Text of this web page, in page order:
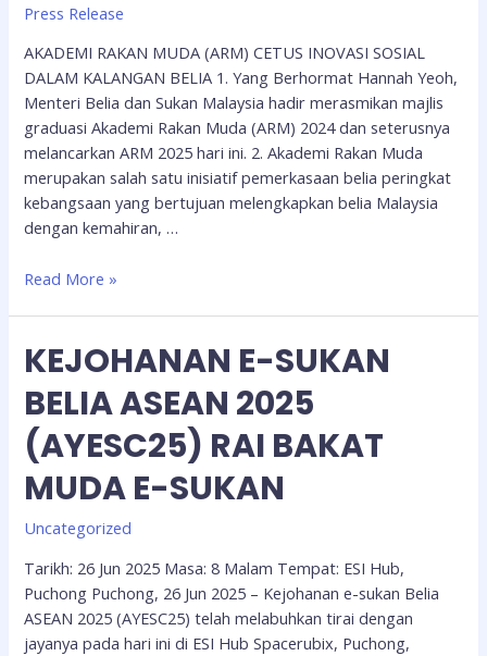
Press Release
AKADEMI RAKAN MUDA (ARM) CETUS INOVASI SOSIAL
DALAM KALANGAN BELIA 1. Yang Berhormat Hannah Yeoh,
Menteri Belia dan Sukan Malaysia hadir merasmikan majlis
graduasi Akademi Rakan Muda (ARM) 2024 dan seterusnya
melancarkan ARM 2025 hari ini. 2. Akademi Rakan Muda
merupakan salah satu inisiatif pemerkasaan belia peringkat
kebangsaan yang bertujuan melengkapkan belia Malaysia
dengan kemahiran, …
Read More »
KEJOHANAN E-SUKAN
BELIA ASEAN 2025
(AYESC25) RAI BAKAT
MUDA E-SUKAN
Uncategorized
Tarikh: 26 Jun 2025 Masa: 8 Malam Tempat: ESI Hub,
Puchong Puchong, 26 Jun 2025 – Kejohanan e-sukan Belia
ASEAN 2025 (AYESC25) telah melabuhkan tirai dengan
jayanya pada hari ini di ESI Hub Spacerubix, Puchong,